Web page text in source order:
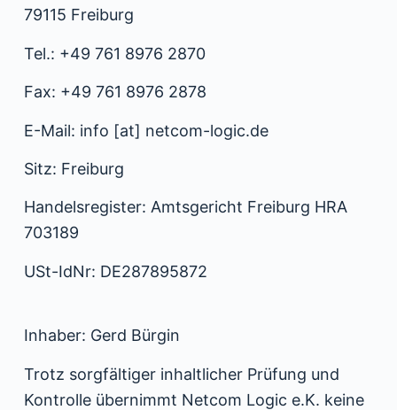
g
n
79115 Freiburg
Tel.: +49 761 8976 2870
Fax: +49 761 8976 2878
E-Mail: info [at] netcom-logic.de
Sitz: Freiburg
Handelsregister: Amtsgericht Freiburg HRA
703189
USt-IdNr: DE287895872
Inhaber: Gerd Bürgin
Trotz sorgfältiger inhaltlicher Prüfung und
Kontrolle übernimmt Netcom Logic e.K. keine